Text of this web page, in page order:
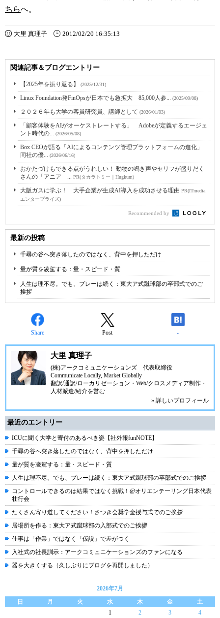
ちらへ。
大里 真理子 2012/02/20 16:35:13
関連記事＆ブログエントリー
【2025年を振り返る】 (2025/12/31)
Linux Foundation発FinOpsが日本でも急拡大 85,000人参... (2025/09/08)
２０２６年も大学の客員研究員、講師として (2026/01/03)
「顧客体験をAIがオーケストレートする」 Adobeが定義するエージェ
ント時代の... (2026/05/08)
Box CEOが語る「AIによるコンテンツ管理プラットフォームの進化」
同社の優... (2026/06/16)
おかたづけもできる点がうれしい！ 動物の鳴き声やセリフが盛りだく
さんの「アニア ... PR(タカラトミー｜Hugkum)
大阪ガスに学ぶ！ 大手企業が生成AI導入を成功させる理由 PR(ITmedia
エンタープライズ)
Recommended by
最新の投稿
千尋の谷へ突き落したのではなく、背中を押しただけ
量が質を凌駕する：量・スピード・質
人生は理不尽。でも、プレーは続く：東大ア式蹴球部の卒部式でのご
挨拶
Share Post -
大里 真理子
(株)アークコミュニケーションズ 代表取締役
Communicate Locally, Market Globally
翻訳/通訳/ローカリゼーション・Web/クロスメディア制作・
人材派遣/紹介を営む
» 詳しいプロフィール
最近のエントリー
ICUに聞く大学と寄付のあるべき姿【社外報funNOTE】
千尋の谷へ突き落したのではなく、背中を押しただけ
量が質を凌駕する：量・スピード・質
人生は理不尽。でも、プレーは続く：東大ア式蹴球部の卒部式でのご挨拶
コントロールできるのは結果ではなく挑戦！@オリエンテーリング日本代表
壮行会
たくさん寄り道してください！さつき会奨学金授与式でのご挨拶
居場所を作る：東大ア式蹴球部の入部式でのご挨拶
仕事は「作業」ではなく「仮説」で差がつく
入社式の社長訓示：アークコミュニケーションズのファンになる
器を大きくする（久しぶりにブログを再開しました）
2026年7月
日
月 火 水 木 金
土
1
2 3
4